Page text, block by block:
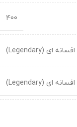
400
افسانه ای (Legendary)
افسانه ای (Legendary)